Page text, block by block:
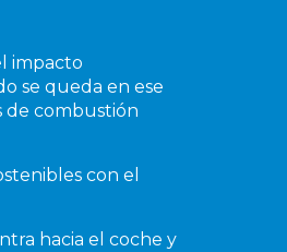
impacto
se queda en ese
de combustión
con el
hacia el coche y